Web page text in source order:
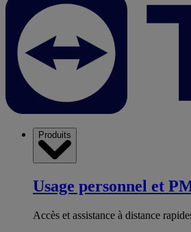
Produits
Usage personnel et
Accès et assistance à distance